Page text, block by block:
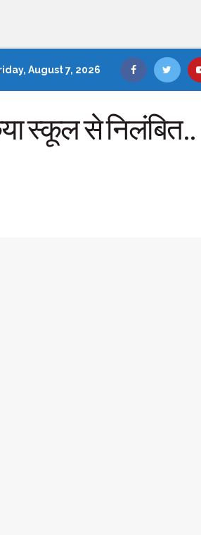
August 7, 2026
स्कूल से निलंबित..